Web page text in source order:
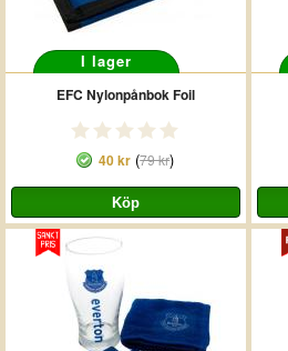
I lager
EFC Nylonpånbok Foil
40 kr (79 kr)